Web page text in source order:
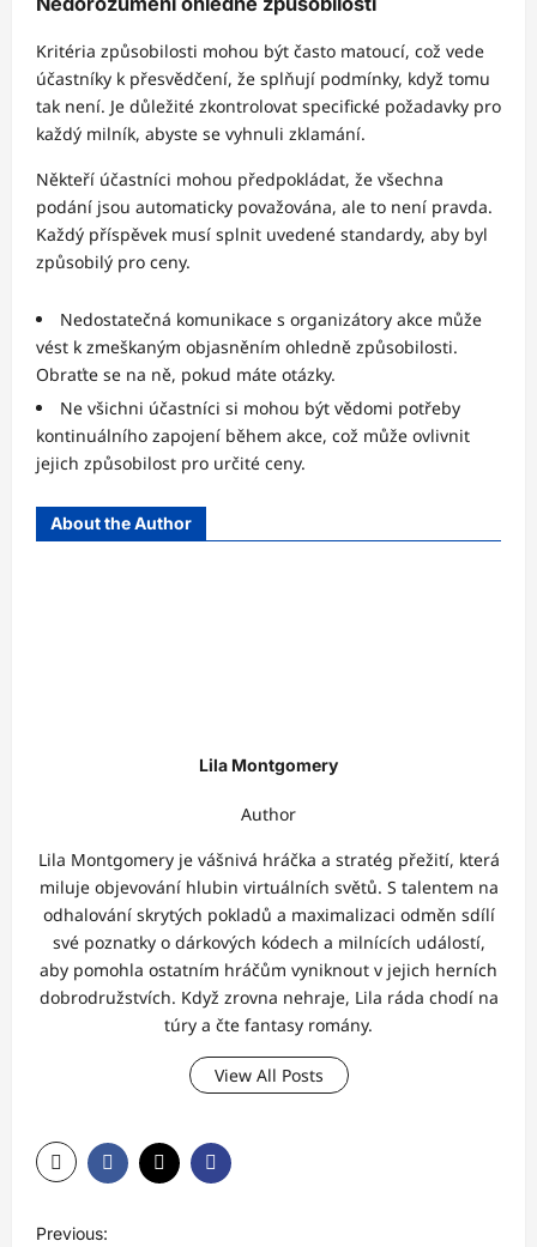
Kritéria způsobilosti mohou být často matoucí, což vede
účastníky k přesvědčení, že splňují podmínky, když tomu
tak není. Je důležité zkontrolovat specifické požadavky pro
každý milník, abyste se vyhnuli zklamání.
Někteří účastníci mohou předpokládat, že všechna
podání jsou automaticky považována, ale to není pravda.
Každý příspěvek musí splnit uvedené standardy, aby byl
způsobilý pro ceny.
Nedostatečná komunikace s organizátory akce může
vést k zmeškaným objasněním ohledně způsobilosti.
Obraťte se na ně, pokud máte otázky.
Ne všichni účastníci si mohou být vědomi potřeby
kontinuálního zapojení během akce, což může ovlivnit
jejich způsobilost pro určité ceny.
About the Author
Lila Montgomery
Author
Lila Montgomery je vášnivá hráčka a stratég přežití, která
miluje objevování hlubin virtuálních světů. S talentem na
odhalování skrytých pokladů a maximalizaci odměn sdílí
své poznatky o dárkových kódech a milnících událostí,
aby pomohla ostatním hráčům vyniknout v jejich herních
dobrodružstvích. Když zrovna nehraje, Lila ráda chodí na
túry a čte fantasy romány.
View All Posts
Previous: